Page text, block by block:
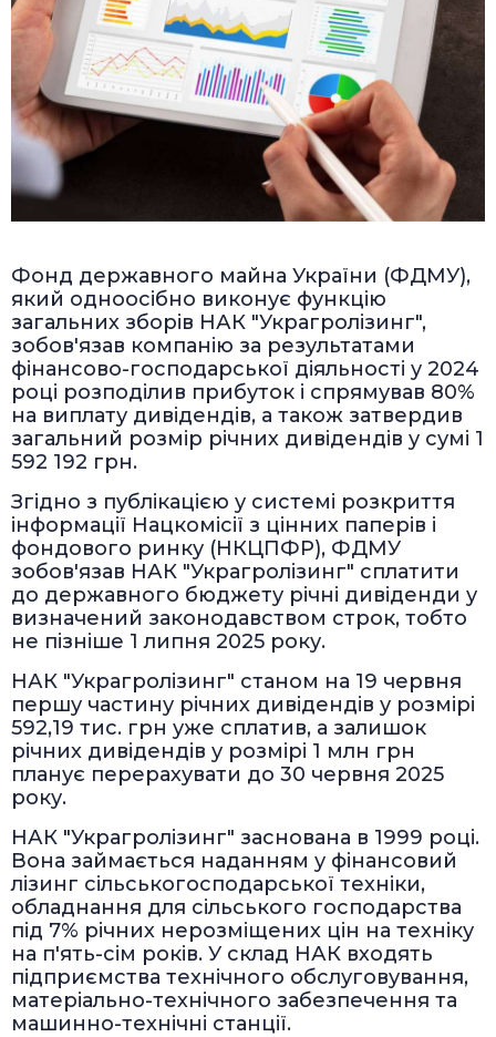
Фонд державного майна України (ФДМУ),
який одноосібно виконує функцію
загальних зборів НАК "Украгролізинг",
зобов'язав компанію за результатами
фінансово-господарської діяльності у 2024
році розподілив прибуток і спрямував 80%
на виплату дивідендів, а також затвердив
загальний розмір річних дивідендів у сумі 1
592 192 грн.
Згідно з публікацією у системі розкриття
інформації Нацкомісії з цінних паперів і
фондового ринку (НКЦПФР), ФДМУ
зобов'язав НАК "Украгролізинг" сплатити
до державного бюджету річні дивіденди у
визначений законодавством строк, тобто
не пізніше 1 липня 2025 року.
НАК "Украгролізинг" станом на 19 червня
першу частину річних дивідендів у розмірі
592,19 тис. грн уже сплатив, а залишок
річних дивідендів у розмірі 1 млн грн
планує перерахувати до 30 червня 2025
року.
НАК "Украгролізинг" заснована в 1999 році.
Вона займається наданням у фінансовий
лізинг сільськогосподарської техніки,
обладнання для сільського господарства
під 7% річних нерозміщених цін на техніку
на п'ять-сім років. У склад НАК входять
підприємства технічного обслуговування,
матеріально-технічного забезпечення та
машинно-технічні станції.